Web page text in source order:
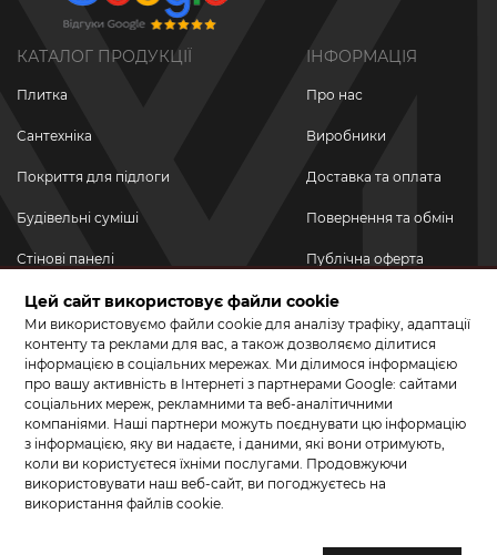
КАТАЛОГ ПРОДУКЦІЇ
Плитка
Сантехніка
Покриття для підлоги
Будівельні суміші
Стінові панелі
Новинки
Акційні товари
Акції/Знижки
ІНФОРМАЦІЯ
Про нас
Виробники
Доставка та оплата
Повернення та обмін
Публічна оферта
Політика
конфіденційності
ПРИЄДНУЙТЕСЬ ДО НАС У СОЦМЕРЕЖАХ
Цей сайт використовує файли cookie
Ми використовуємо файли cookie для аналізу трафіку, адаптації
контенту та реклами для вас, а також дозволяємо ділитися
інформацією в соціальних мережах. Ми ділимося інформацією
про вашу активність в Інтернеті з партнерами Google: сайтами
соціальних мереж, рекламними та веб-аналітичними
компаніями. Наші партнери можуть поєднувати цю інформацію
з інформацією, яку ви надаєте, і даними, які вони отримують,
коли ви користуєтеся їхніми послугами. Продовжуючи
використовувати наш веб-сайт, ви погоджуєтесь на
використання файлів cookie.